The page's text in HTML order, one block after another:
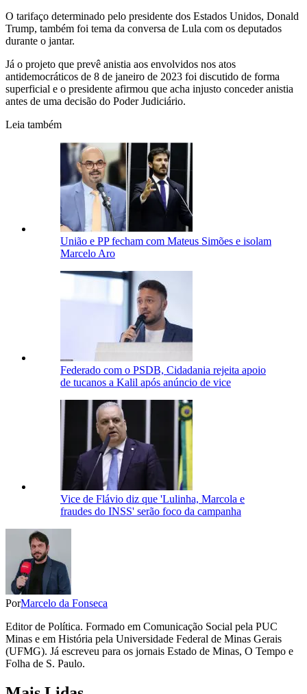
O tarifaço determinado pelo presidente dos Estados Unidos, Donald
Trump, também foi tema da conversa de Lula com os deputados
durante o jantar.
Já o projeto que prevê anistia aos envolvidos nos atos
antidemocráticos de 8 de janeiro de 2023 foi discutido de forma
superficial e o presidente afirmou que acha injusto conceder anistia
antes de uma decisão do Poder Judiciário.
Leia também
União e PP fecham com Mateus Simões e isolam
Marcelo Aro
Federado com o PSDB, Cidadania rejeita apoio
de tucanos a Kalil após anúncio de vice
Vice de Flávio diz que 'Lulinha, Marcola e
fraudes do INSS' serão foco da campanha
PorMarcelo da Fonseca
Editor de Política. Formado em Comunicação Social pela PUC
Minas e em História pela Universidade Federal de Minas Gerais
(UFMG). Já escreveu para os jornais Estado de Minas, O Tempo e
Folha de S. Paulo.